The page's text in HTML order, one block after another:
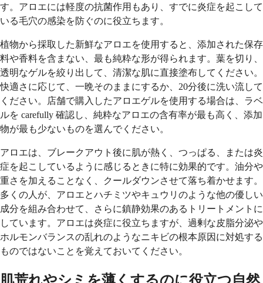
す。アロエには軽度の抗菌作用もあり、すでに炎症を起こして
いる毛穴の感染を防ぐのに役立ちます。
植物から採取した新鮮なアロエを使用すると、添加された保存
料や香料を含まない、最も純粋な形が得られます。葉を切り、
透明なゲルを絞り出して、清潔な肌に直接塗布してください。
快適さに応じて、一晩そのままにするか、20分後に洗い流して
ください。店舗で購入したアロエゲルを使用する場合は、ラベ
ルを carefully 確認し、純粋なアロエの含有率が最も高く、添加
物が最も少ないものを選んでください。
アロエは、ブレークアウト後に肌が熱く、つっぱる、または炎
症を起こしているように感じるときに特に効果的です。油分や
重さを加えることなく、クールダウンさせて落ち着かせます。
多くの人が、アロエとハチミツやキュウリのような他の優しい
成分を組み合わせて、さらに鎮静効果のあるトリートメントに
しています。アロエは炎症に役立ちますが、過剰な皮脂分泌や
ホルモンバランスの乱れのようなニキビの根本原因に対処する
ものではないことを覚えておいてください。